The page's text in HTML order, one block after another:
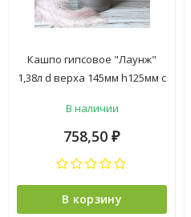
Кашпо гипсовое "Лаунж"
1,38л d верха 145мм h125мм с
*1/3
В наличии
758,50 ₽
В корзину